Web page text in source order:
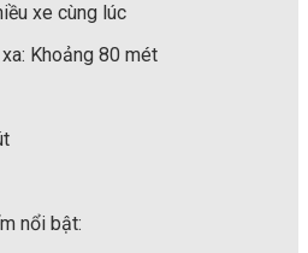
xe cùng lúc
Khoảng 80 mét
nổi bật: